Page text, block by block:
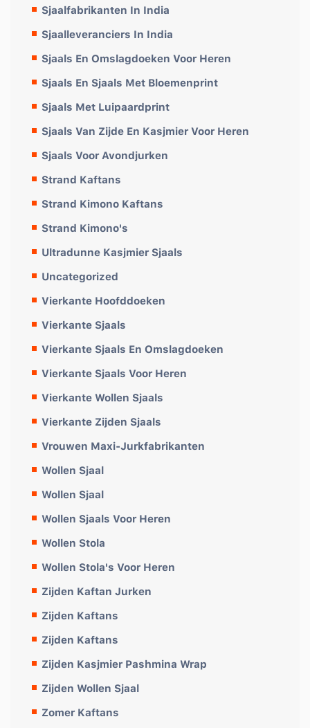
Sjaalfabrikanten In India
Sjaalleveranciers In India
Sjaals En Omslagdoeken Voor Heren
Sjaals En Sjaals Met Bloemenprint
Sjaals Met Luipaardprint
Sjaals Van Zijde En Kasjmier Voor Heren
Sjaals Voor Avondjurken
Strand Kaftans
Strand Kimono Kaftans
Strand Kimono's
Ultradunne Kasjmier Sjaals
Uncategorized
Vierkante Hoofddoeken
Vierkante Sjaals
Vierkante Sjaals En Omslagdoeken
Vierkante Sjaals Voor Heren
Vierkante Wollen Sjaals
Vierkante Zijden Sjaals
Vrouwen Maxi-Jurkfabrikanten
Wollen Sjaal
Wollen Sjaal
Wollen Sjaals Voor Heren
Wollen Stola
Wollen Stola's Voor Heren
Zijden Kaftan Jurken
Zijden Kaftans
Zijden Kaftans
Zijden Kasjmier Pashmina Wrap
Zijden Wollen Sjaal
Zomer Kaftans